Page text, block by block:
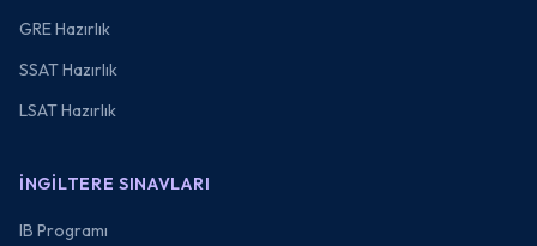
GRE Hazırlık
SSAT Hazırlık
LSAT Hazırlık
İNGILTERE SINAVLARI
IB Programı